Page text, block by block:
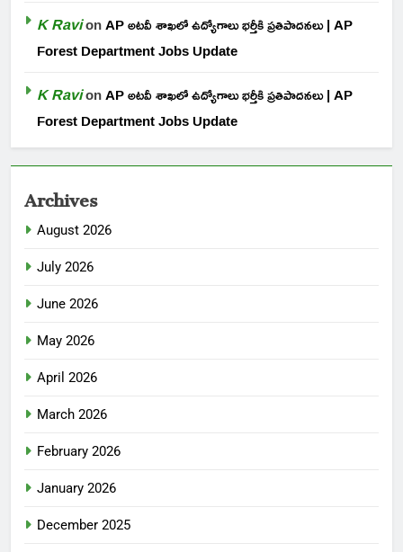
K RavionAP అటవీ శాఖలో ఉద్యోగాలు భర్తీకి ప్రతిపాదనలు | AP
Forest Department Jobs Update
K RavionAP అటవీ శాఖలో ఉద్యోగాలు భర్తీకి ప్రతిపాదనలు | AP
Forest Department Jobs Update
Archives
August 2026
July 2026
June 2026
May 2026
April 2026
March 2026
February 2026
January 2026
December 2025